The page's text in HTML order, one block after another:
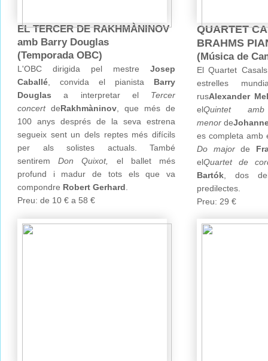
EL TERCER DE RAKHMÀNINOV
amb Barry Douglas
(Temporada OBC)
L'OBC dirigida pel mestre Josep
Caballé , convida el pianista Barry
Douglas a interpretar el Tercer
concert deRakhmàninov , que més de
100 anys després de la seva estrena
segueix sent un dels reptes més difícils
per als solistes actuals. També
sentiremDon Quixot,
el ballet més
profund i madur de tots els que va
compondre Robert Gerhard
Preu: de 10 € a 58 €
QUARTET
BRAHMS
(Música de
El Quartet
estrelles
rusAlexander
elQuintet
menorde
es completa
Do majorde
elQuartet de
Bartók , dos
predilectes.
Preu: 29 €